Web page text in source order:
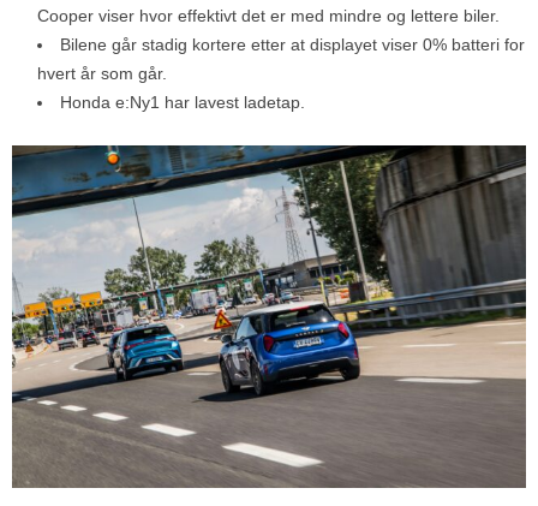
Cooper viser hvor effektivt det er med mindre og lettere biler.
Bilene går stadig kortere etter at displayet viser 0% batteri for
hvert år som går.
Honda e:Ny1 har lavest ladetap.